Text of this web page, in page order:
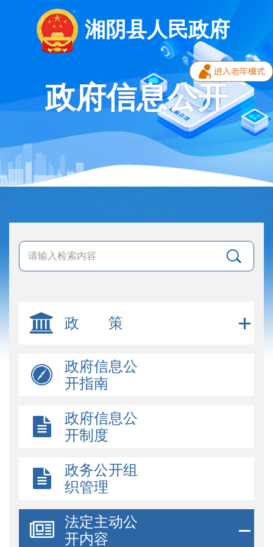
湘阴县人民政府
政府信息公开
政 策
政府信息公
开指南
政府信息公
开制度
政务公开组
织管理
法定主动公
开内容